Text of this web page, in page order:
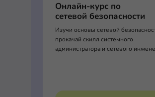
Онлайн-курс по
сетевой безопасности
Изучи основы сетевой
прокачай скилл системного
администратора и сетевого